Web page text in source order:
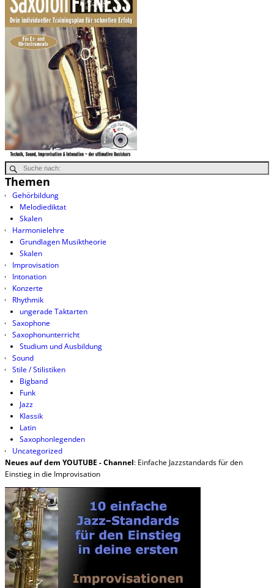
Themen
Gehörbildung
Melodiediktat
Skalen
Harmonielehre
Grundlagen Musiktheorie
Skalen
Improvisation
Intonation
Konzerte
Rhythmik
ungerade Taktarten
Saxophone
Saxophonunterricht
Studium und Ausbildung
Sound
Stile / Stilistiken
Bigband
Funk
Jazz
Klassik
Latin
Saxophonlegenden
Uncategorized
Neues auf dem YOUTUBE - Channel: Einfache Jazzstandards für den
Einstieg in die Improvisation